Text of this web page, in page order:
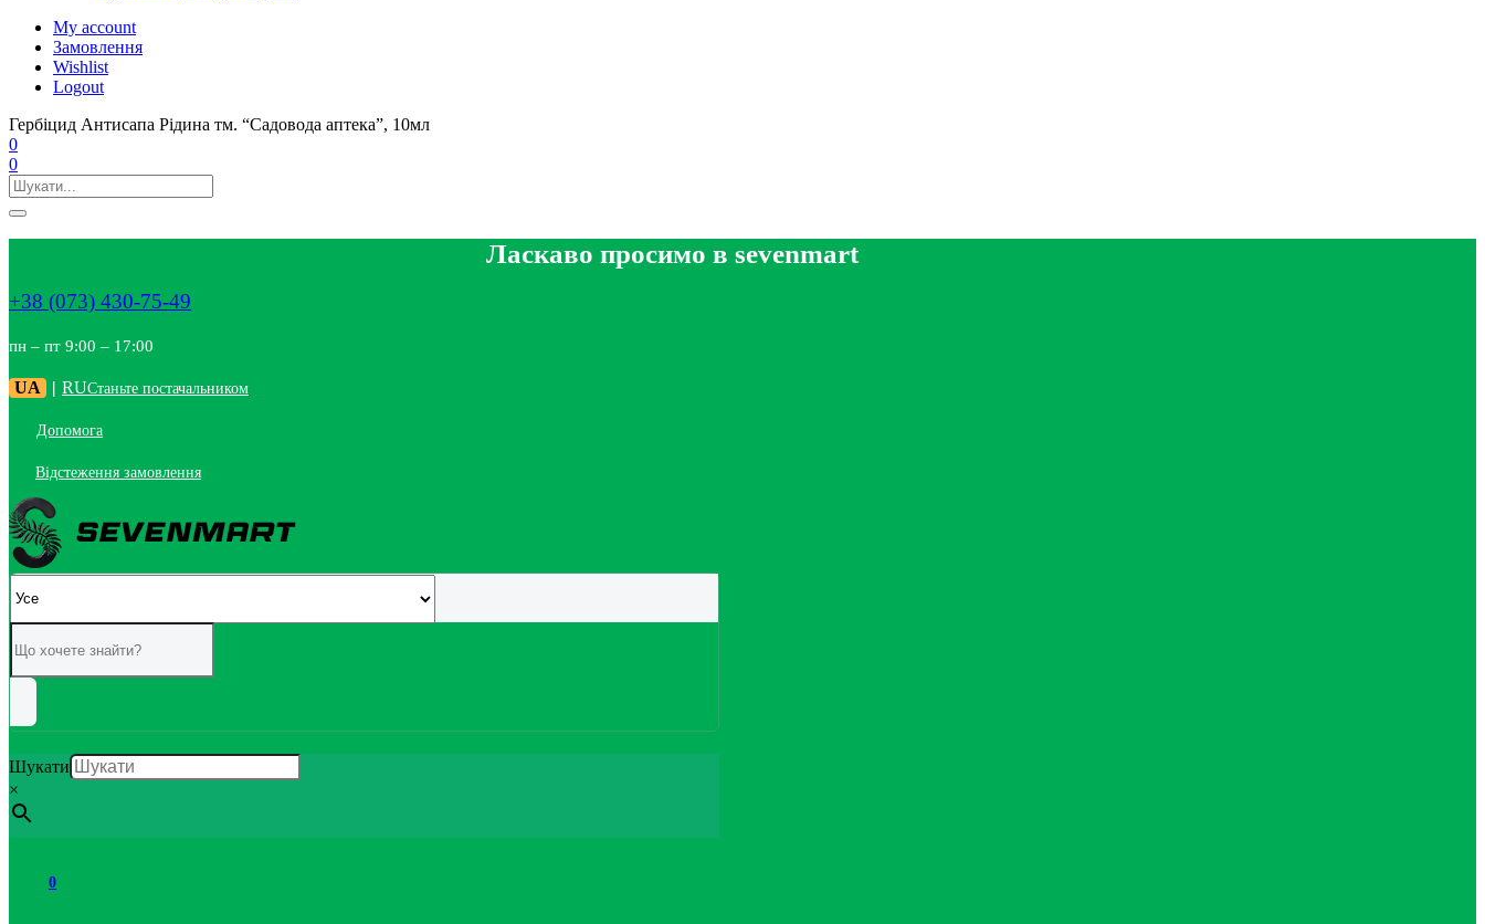
My account
Замовлення
Wishlist
Logout
Гербіцид Антисапа Рідина тм. “Садовода аптека”, 10мл
0
0
Ласкаво просимо в sevenmart
+38 (073) 430-75-49
пн – пт 9:00 – 17:00
UA | RUСтаньте постачальником
Допомога
Відстеження замовлення
Шукати
×
0